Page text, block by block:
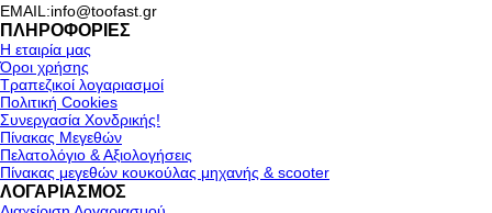
EMAIL:info@toofast.gr
ΠΛΗΡΟΦΟΡΙΕΣ
Η εταιρία μας
Όροι χρήσης
Τραπεζικοί λογαριασμοί
Πολιτική Cookies
Συνεργασία Χονδρικής!
Πίνακας Μεγεθών
Πελατολόγιο & Αξιολογήσεις
Πίνακας μεγεθών κουκούλας μηχανής & scooter
ΛΟΓΑΡΙΑΣΜΟΣ